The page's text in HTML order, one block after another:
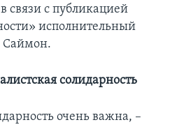
связи с публикацией
исполнительный
Саймон.
солидарность
очень важна, –